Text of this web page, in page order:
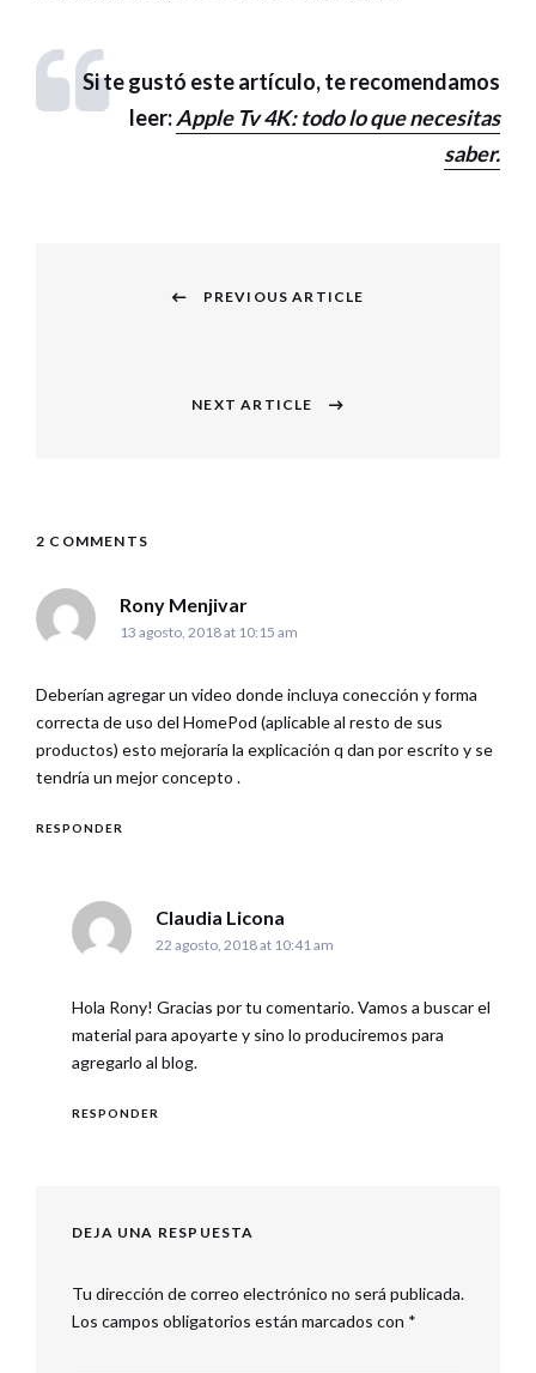
Si te gustó este artículo, te recomendamos
leer:Apple Tv 4K: todo lo que necesitas
saber.
PREVIOUS ARTICLE
NEXT ARTICLE
2 COMMENTS
Rony Menjivarsays:
13 agosto, 2018 at 10:15 am
Deberían agregar un video donde incluya conección y forma
correcta de uso del HomePod (aplicable al resto de sus
productos) esto mejoraría la explicación q dan por escrito y se
tendría un mejor concepto .
RESPONDER
Claudia Licona
22 agosto, 2018 at 10:41 am
Hola Rony! Gracias por tu comentario. Vamos a buscar el
material para apoyarte y sino lo produciremos para
agregarlo al blog.
RESPONDER
DEJA UNA RESPUESTA
Tu dirección de correo electrónico no será publicada.
Los campos obligatorios están marcados con *